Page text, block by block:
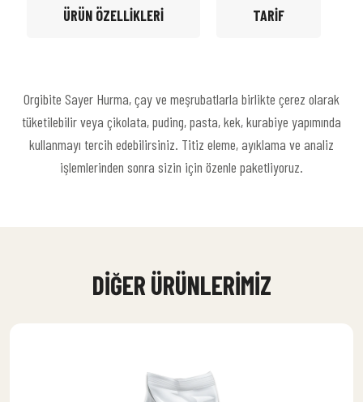
ÜRÜN ÖZELLIKLERI TARIF
Orgibite Sayer Hurma, çay ve meşrubatlarla birlikte çerez olarak
tüketilebilir veya çikolata, puding, pasta, kek, kurabiye yapımında
kullanmayı tercih edebilirsiniz. Titiz eleme, ayıklama ve analiz
işlemlerinden sonra sizin için özenle paketliyoruz.
DIĞER ÜRÜNLERIMIZ